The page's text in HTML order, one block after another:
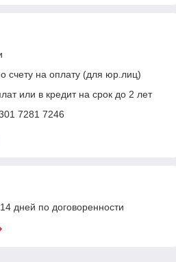
счету на оплату (для юр.лиц)
или в кредит на срок до 2 лет
7281 7246
дней по договоренности